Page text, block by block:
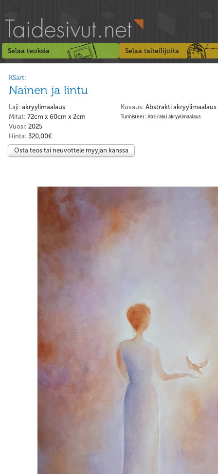
Selaa teoksia Selaa taiteilijoita
KSart:
Nainen ja lintu
Kuvaus: Abstrakti akryylimaalaus
Tunnisteet: Abstrakti akryylimaalaus
Laji: akryylimaalaus
Mitat: 72cm x 60cm x 2cm
Vuosi: 2025
Hinta: 320,00€
Osta teos tai neuvottele myyjän kanssa